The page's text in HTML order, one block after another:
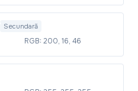
Secundară
RGB: 200, 16, 46